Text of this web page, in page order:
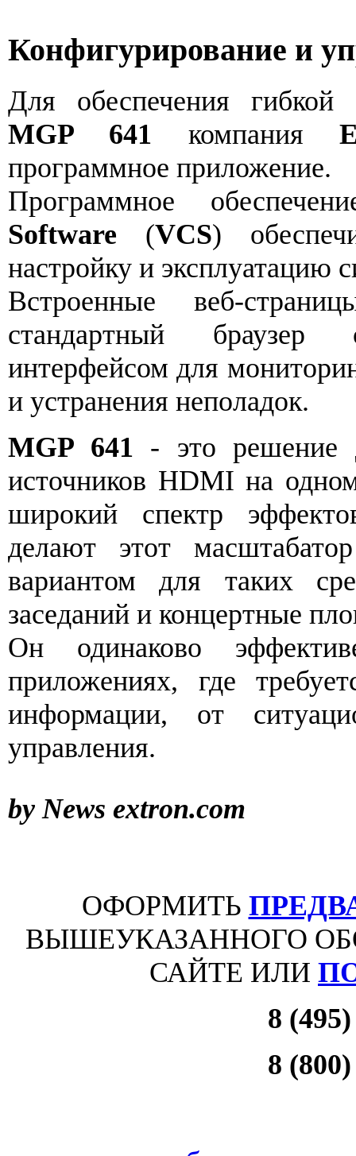
Конфигурирование и
Для обеспечения гибкой
MGP 641 компания
программное приложение.
Программное
Software (VCS)
настройку и эксплуатацию
Встроенные
стандартный
интерфейсом для
и устранения неполадок.
MGP 641 - это решение
источников HDMI на
широкий спектр
делают этот
вариантом для таких
заседаний и концертные
Он одинаково
приложениях, где
информации, от
управления.
by News extron.com
ОФОРМИТЬ
ВЫШЕУКАЗАННОГО
САЙТЕ ИЛИ
8
8